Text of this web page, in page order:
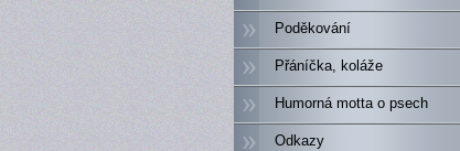
Poděkování
Přáníčka, koláže
Humorná motta o psech
Odkazy